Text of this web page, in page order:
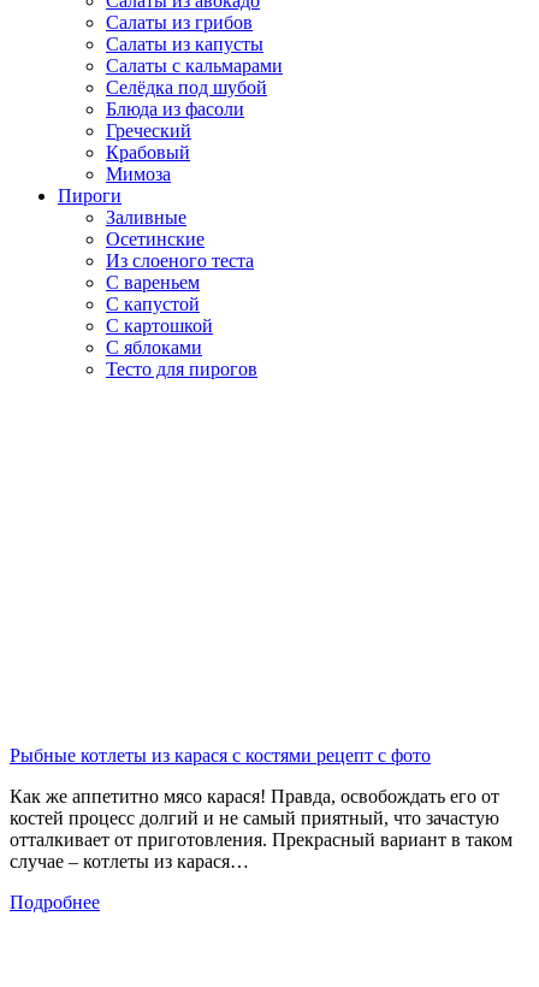
Салаты из грибов
Салаты из капусты
Салаты с кальмарами
Селёдка под шубой
Блюда из фасоли
Греческий
Крабовый
Мимоза
Пироги
Заливные
Осетинские
Из слоеного теста
С вареньем
С капустой
С картошкой
С яблоками
Тесто для пирогов
Рыбные котлеты из карася с костями рецепт с фото
Как же аппетитно мясо карася! Правда, освобождать его от
костей процесс долгий и не самый приятный, что зачастую
отталкивает от приготовления. Прекрасный вариант в таком
случае – котлеты из карася…
Подробнее